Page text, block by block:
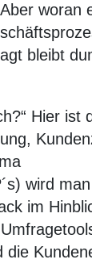
woran
bleibt
Hier ist
wird
im